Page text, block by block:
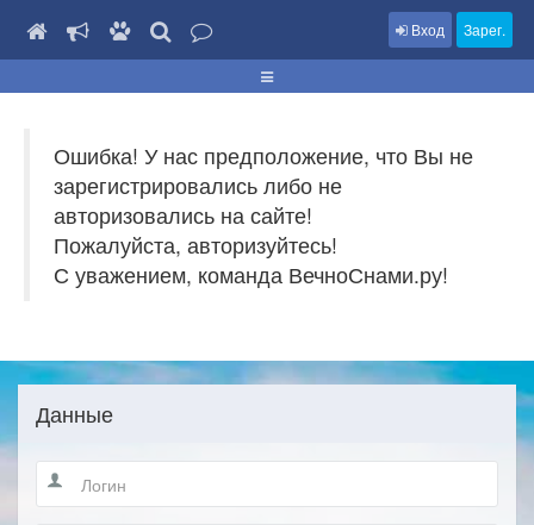
Вход Зарег.
Ошибка! У нас предположение, что Вы не
зарегистрировались либо не
авторизовались на сайте!
Пожалуйста, авторизуйтесь!
С уважением, команда ВечноСнами.ру!
Данные